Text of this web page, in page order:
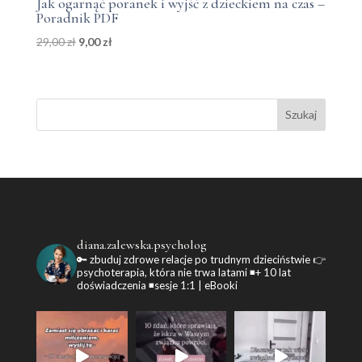
Poradnik PDF
29,00zł Pierwotna
29,00 zł.
9,00złAktualna
9,00 zł.
diana.zalewska.psycholog
🔑 zbuduj zdrowe relacje po trudnym dzieciństwie👉
psychoterapia, która nie trwa latami◾+ 10 lat
doświadczenia ◾sesje 1:1 | eBooki